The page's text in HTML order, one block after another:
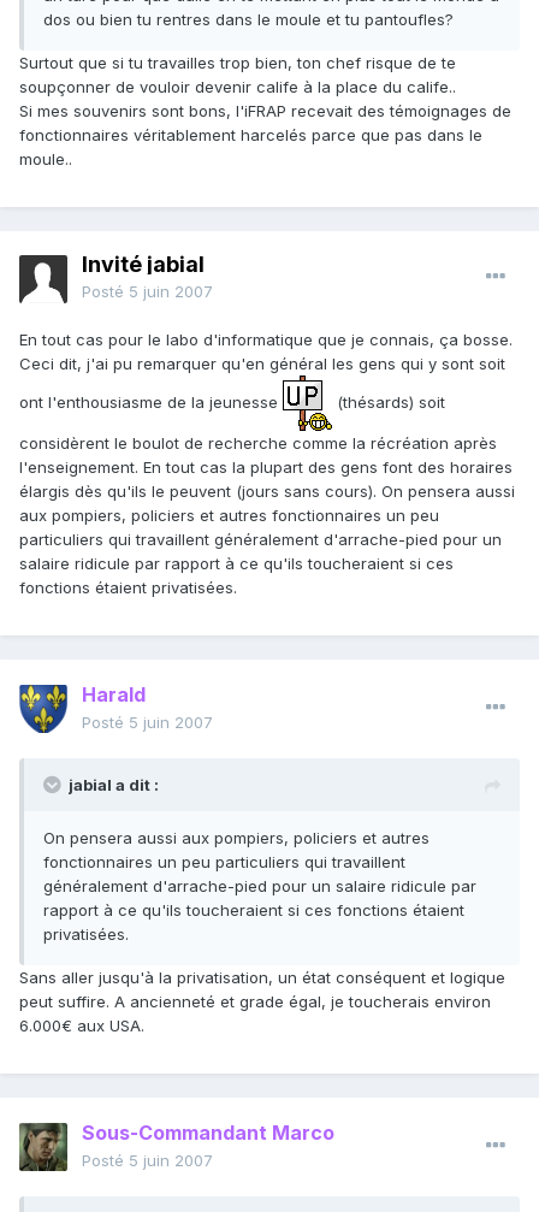
dos ou bien tu rentres dans le moule et tu pantoufles?
Surtout que si tu travailles trop bien, ton chef risque de te
soupçonner de vouloir devenir calife à la place du calife..
Si mes souvenirs sont bons, l'iFRAP recevait des témoignages de
fonctionnaires véritablement harcelés parce que pas dans le
moule..
Invité jabial
Posté 5 juin 2007
En tout cas pour le labo d'informatique que je connais, ça bosse.
Ceci dit, j'ai pu remarquer qu'en général les gens qui y sont soit
ont l'enthousiasme de la jeunesse
(thésards) soit
considèrent le boulot de recherche comme la récréation après
l'enseignement. En tout cas la plupart des gens font des horaires
élargis dès qu'ils le peuvent (jours sans cours). On pensera aussi
aux pompiers, policiers et autres fonctionnaires un peu
particuliers qui travaillent généralement d'arrache-pied pour un
salaire ridicule par rapport à ce qu'ils toucheraient si ces
fonctions étaient privatisées.
Harald
Posté 5 juin 2007
jabial a dit :
On pensera aussi aux pompiers, policiers et autres
fonctionnaires un peu particuliers qui travaillent
généralement d'arrache-pied pour un salaire ridicule par
rapport à ce qu'ils toucheraient si ces fonctions étaient
privatisées.
Sans aller jusqu'à la privatisation, un état conséquent et logique
peut suffire. A ancienneté et grade égal, je toucherais environ
6.000€ aux USA.
Sous-Commandant Marco
Posté 5 juin 2007